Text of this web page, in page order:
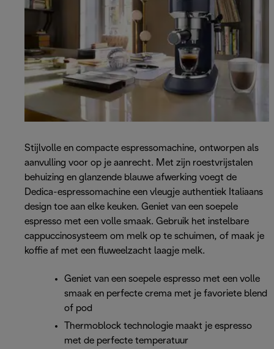
Stijlvolle en compacte espressomachine, ontworpen als
aanvulling voor op je aanrecht. Met zijn roestvrijstalen
behuizing en glanzende blauwe afwerking voegt de
Dedica-espressomachine een vleugje authentiek Italiaans
design toe aan elke keuken. Geniet van een soepele
espresso met een volle smaak. Gebruik het instelbare
cappuccinosysteem om melk op te schuimen, of maak je
koffie af met een fluweelzacht laagje melk.
Geniet van een soepele espresso met een volle
smaak en perfecte crema met je favoriete blend
of pod
Thermoblock technologie maakt je espresso
met de perfecte temperatuur